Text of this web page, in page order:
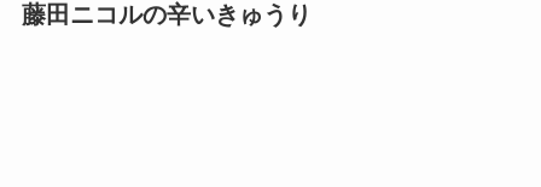
藤田ニコルの辛いきゅうり